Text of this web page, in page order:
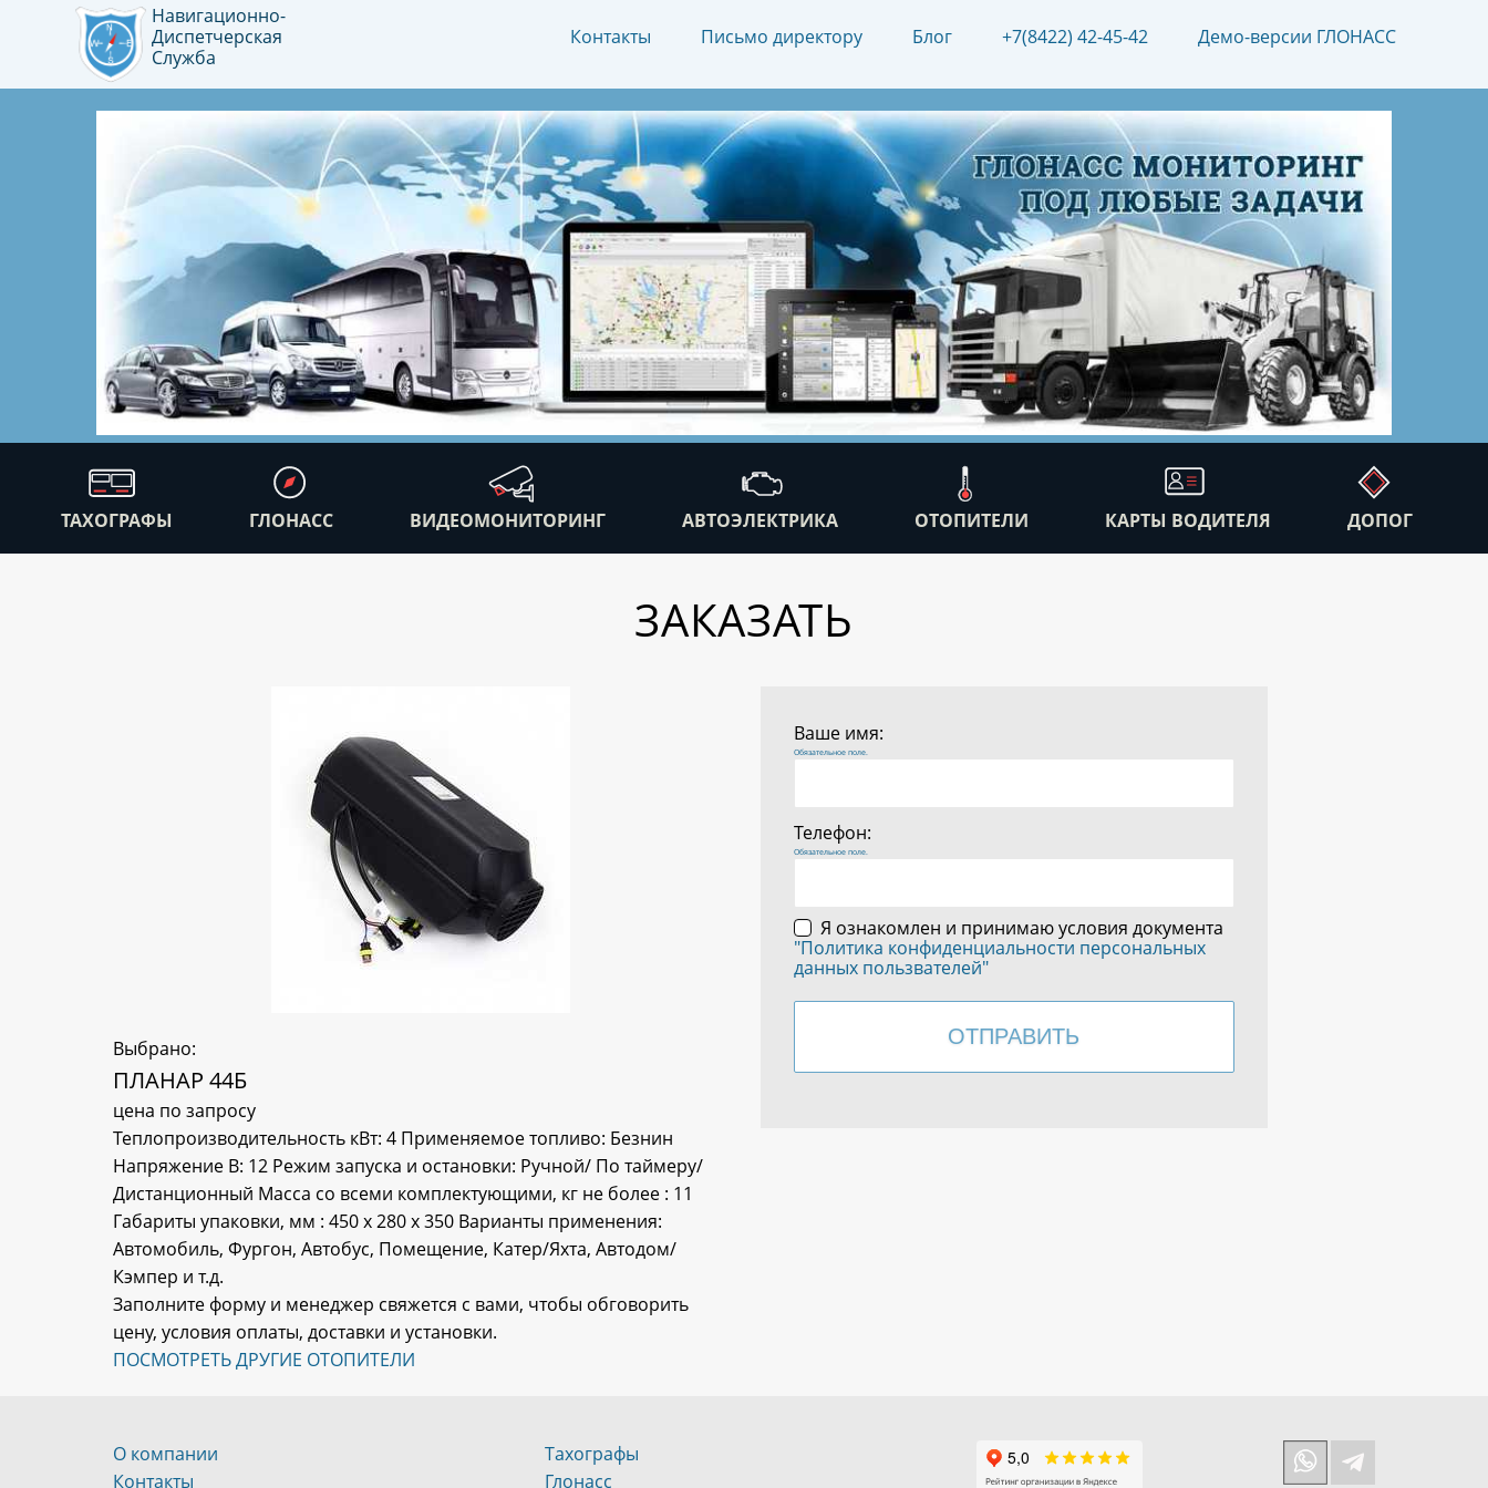
Навигационно-
Диспетчерская
Служба
Контакты Письмо директору Блог +7(8422) 42-45-42 Демо-версии ГЛОНАСС
ТАХОГРАФЫ ГЛОНАСС ВИДЕОМОНИТОРИНГ АВТОЭЛЕКТРИКА ОТОПИТЕЛИ КАРТЫ ВОДИТЕЛЯ ДОПОГ
ЗАКАЗАТЬ
Выбрано:
ПЛАНАР 44Б
цена по запросу
Теплопроизводительность кВт: 4 Применяемое топливо: Безнин
Напряжение В: 12 Режим запуска и остановки: Ручной/ По таймеру/
Дистанционный Масса со всеми комплектующими, кг не более : 11
Габариты упаковки, мм : 450 х 280 х 350 Варианты применения:
Автомобиль, Фургон, Автобус, Помещение, Катер/Яхта, Автодом/
Кэмпер и т.д.
Заполните форму и менеджер свяжется с вами, чтобы обговорить
цену, условия оплаты, доставки и установки.
ПОСМОТРЕТЬ ДРУГИЕ ОТОПИТЕЛИ
Ваше имя:
Обязательное поле.
Телефон:
Обязательное поле.
Я ознакомлен и принимаю условия документа
"Политика конфиденциальности персональных
данных пользвателей"
О компании
Контакты
Тахографы
Глонасс